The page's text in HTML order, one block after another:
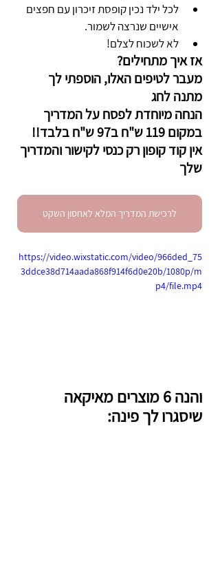
לכל ילד נכין קופסת זיכרון עם חפצים
אישיים שנרצה לשמור.
לא לשכוח לצלם!
אז איך מתחילים?
מעבר לטיפים האלו, הוספתי לך
מתנה לחג
הנחה מיוחדת לפסח על המדריך
במקום 119 ש"ח ב97 ש"ח בלבד!!
אין קוד קופון רק כנסי לקישור והמדריך
שלך
לרכישת המדריך המלא לאחסון השקט
https://video.wixstatic.com/video/966ded_75
3ddce38d714aada868f914f6d0e20b/1080p/m
p4/file.mp4
והנה 6 מוצרים מאיקאה
שיסגרו לך פינה: